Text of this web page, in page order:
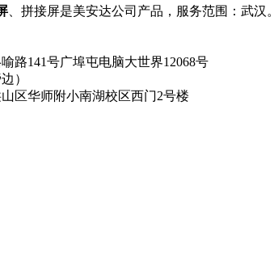
、拼接屏是美安达公司产品，服务范围：武汉。
路141号广埠屯电脑大世界12068号
）
区华师附小南湖校区西门2号楼